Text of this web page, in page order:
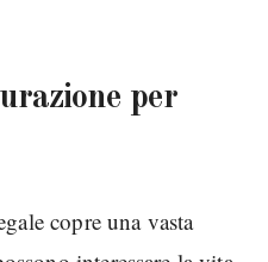
per
copre una vasta